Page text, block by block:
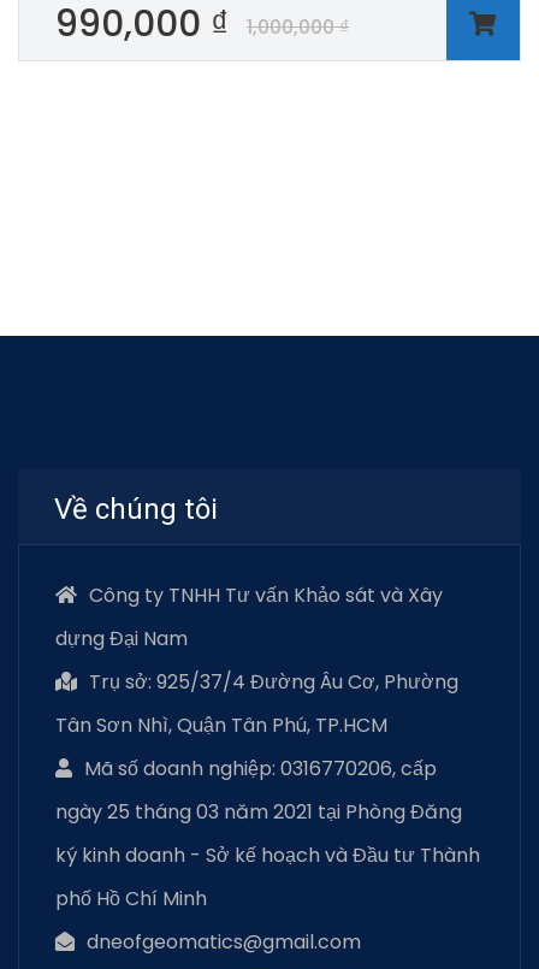
1,000,000₫
990,000 ₫
Về chúng tôi
Công ty TNHH Tư vấn Khảo sát và Xây
dựng Đại Nam
Trụ sở: 925/37/4 Đường Âu Cơ, Phường
Tân Sơn Nhì, Quận Tân Phú, TP.HCM
Mã số doanh nghiệp: 0316770206, cấp
ngày 25 tháng 03 năm 2021 tại Phòng Đăng
ký kinh doanh - Sở kế hoạch và Đầu tư Thành
phố Hồ Chí Minh
dneofgeomatics@gmail.com